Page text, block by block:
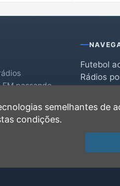
passando
Futebol
Rádios
Favoritas
Recentes
semelhantes de
condições.